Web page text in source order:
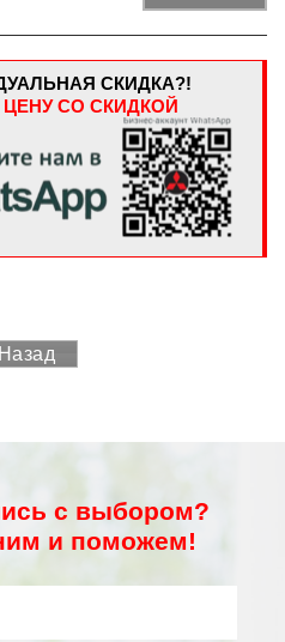
СКИДКА?!
Назад
с выбором?
и поможем!